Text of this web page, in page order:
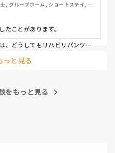
, グループホーム, ショートステイ, デ
ことがあります。
、どうしてもリハビリパンツと
ているかを確認するだけでも漏
イズが本当に合っているかを再
試すこともありました。同じ
っと見る
をもっと見る